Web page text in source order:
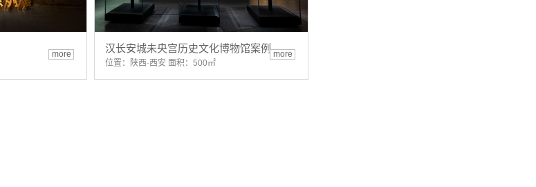
more 汉长安城未央宫历史文化博物馆案例
位置：陕西·西安 面积：500㎡
more